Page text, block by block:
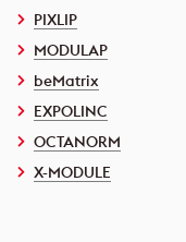
PIXLIP
MODULAP
beMatrix
EXPOLINC
OCTANORM
X-MODULE